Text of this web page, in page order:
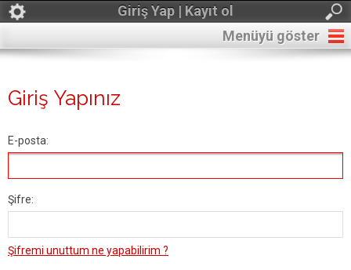
Giriş Yap | Kayıt ol
Menüyü göster
Giriş Yapınız
E-posta:
Şifre:
Şifremi unuttum ne yapabilirim ?